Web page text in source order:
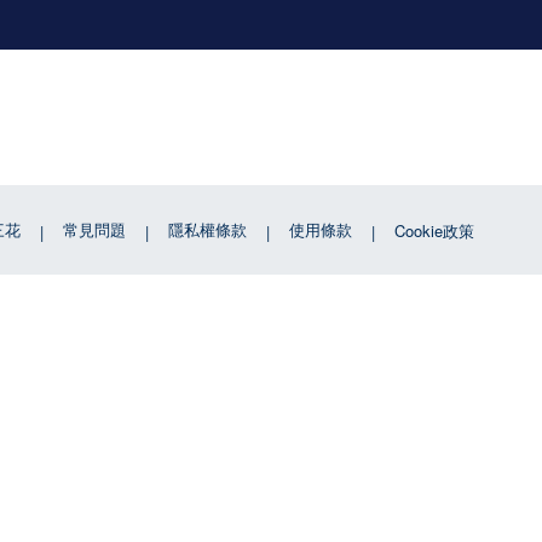
花 常見問題 隱私權條款 使用條款 Cookie政策